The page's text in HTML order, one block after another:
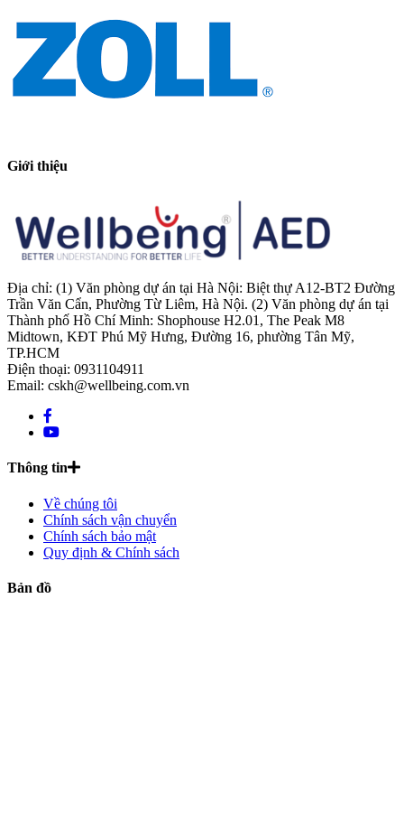
Giới thiệu
Địa chỉ: (1) Văn phòng dự án tại Hà Nội: Biệt thự A12-BT2 Đường
Trần Văn Cẩn, Phường Từ Liêm, Hà Nội. (2) Văn phòng dự án tại
Thành phố Hồ Chí Minh: Shophouse H2.01, The Peak M8
Midtown, KĐT Phú Mỹ Hưng, Đường 16, phường Tân Mỹ,
TP.HCM
Điện thoại: 0931104911
Email: cskh@wellbeing.com.vn
Thông tin
Về chúng tôi
Chính sách vận chuyển
Chính sách bảo mật
Quy định & Chính sách
Bản đồ